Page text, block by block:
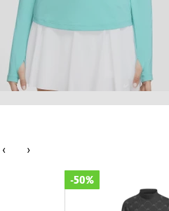
‹ ›
-50%